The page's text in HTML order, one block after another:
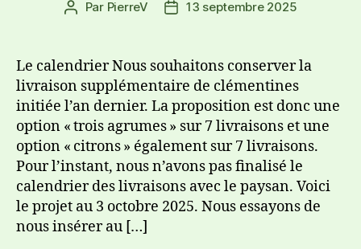
Par PierreV 13 septembre 2025
Le calendrier Nous souhaitons conserver la
livraison supplémentaire de clémentines
initiée l’an dernier. La proposition est donc une
option « trois agrumes » sur 7 livraisons et une
option « citrons » également sur 7 livraisons.
Pour l’instant, nous n’avons pas finalisé le
calendrier des livraisons avec le paysan. Voici
le projet au 3 octobre 2025. Nous essayons de
nous insérer au […]